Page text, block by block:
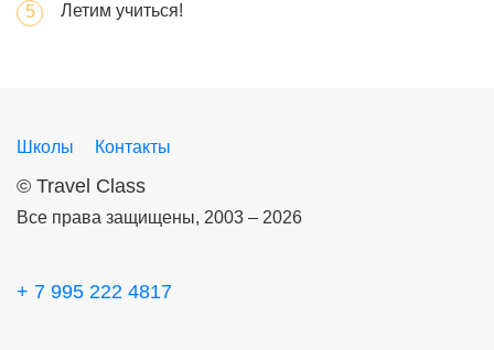
Летим учиться!
Школы Контакты
© Travel Class
Все права защищены, 2003 – 2026
+ 7 995 222 4817